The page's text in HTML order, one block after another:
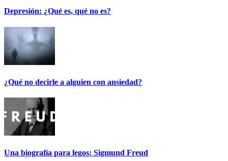
Depresión: ¿Qué es, qué no es?
¿Qué no decirle a alguien con ansiedad?
Una biografía para legos: Sigmund Freud